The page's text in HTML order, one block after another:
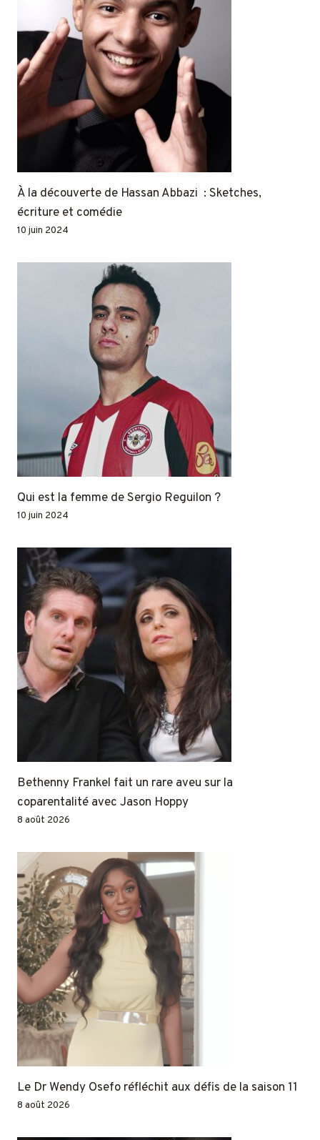
À la découverte de Hassan Abbazi : Sketches,
écriture et comédie
10 juin 2024
Qui est la femme de Sergio Reguilon ?
10 juin 2024
Bethenny Frankel fait un rare aveu sur la
coparentalité avec Jason Hoppy
8 août 2026
Le Dr Wendy Osefo réfléchit aux défis de la saison 11
8 août 2026